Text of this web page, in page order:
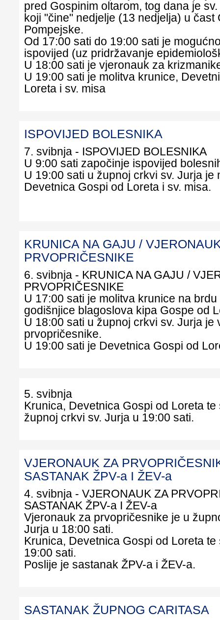
pred Gospinim oltarom, tog dana je
koji "čine" nedjelje (13 nedjelja) u čast
Pompejske.
Od 17:00 sati do 19:00 sati je
ispovijed (uz pridržavanje
U 18:00 sati je vjeronauk za
U 19:00 sati je molitva krunice,
Loreta i sv. misa
ISPOVIJED BOLESNIKA
7. svibnja - ISPOVIJED BOLESNIKA
U 9:00 sati započinje ispovijed
U 19:00 sati u župnoj crkvi sv. Jurja je
Devetnica Gospi od Loreta i sv. misa.
KRUNICA NA GAJU /
PRVOPRIČESNIKE
6. svibnja - KRUNICA NA GAJU /
PRVOPRIČESNIKE
U 17:00 sati je molitva krunice na
godišnjice blagoslova kipa Gospe od
U 18:00 sati u župnoj crkvi sv. Jurja je
prvopričesnike.
U 19:00 sati je Devetnica Gospi od
5. svibnja
Krunica, Devetnica Gospi od Loreta te
župnoj crkvi sv. Jurja u 19:00 sati.
VJERONAUK ZA
SASTANAK ŽPV-a I ŽEV-a
4. svibnja - VJERONAUK ZA
SASTANAK ŽPV-a I ŽEV-a
Vjeronauk za prvopričesnike je u
Jurja u 18:00 sati.
Krunica, Devetnica Gospi od Loreta te
19:00 sati.
Poslije je sastanak ŽPV-a i ŽEV-a.
SASTANAK ŽUPNOG CARITASA